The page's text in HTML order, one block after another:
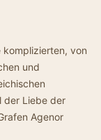
komplizierten, von
und
der Liebe der
Agenor